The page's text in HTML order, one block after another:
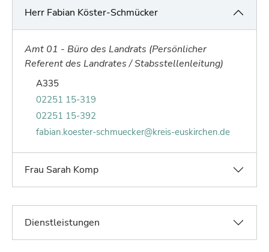
Herr Fabian Köster-Schmücker
Amt 01 - Büro des Landrats (Persönlicher
Referent des Landrates / Stabsstellenleitung)
A335Raum von Fabian Köster-Schmücker:
02251 15-319Telefonnummer von Fabian Köster-
02251 15-392Faxnummer von Fabian Köster-Schmücker:
E-Mail von Fabian Köster-Schmücker:
fabian.koester-schmuecker@kreis-euskirchen.de
Frau Sarah Komp
Dienstleistungen